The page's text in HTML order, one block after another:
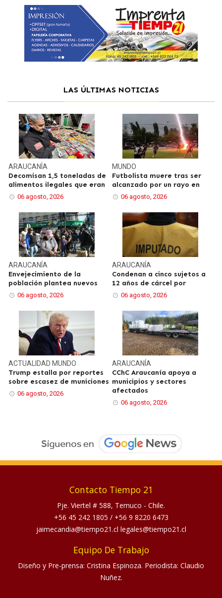
LAS ÚLTIMAS NOTICIAS
ARAUCANÍA
Decomisan 1,5 toneladas de
alimentos ilegales que eran
06 agosto, 2026
MUNDO
Futbolista muere tras ser
alcanzado por un rayo en
06 agosto, 2026
ARAUCANÍA
Envejecimiento de la
población plantea nuevos
06 agosto, 2026
ARAUCANÍA
Condenan a cinco sujetos a
12 años de cárcel por
06 agosto, 2026
ACTUALIDAD MUNDO
Trump estalla por reportes
sobre escasez de municiones
06 agosto, 2026
ARAUCANÍA
CChC Araucanía apoya a
municipios y sectores
afectados
06 agosto, 2026
Contacto Tiempo 21
Pje. Viertel # 588, Temuco - Chile.
+56 45 242 1805 / +56 9 8220 6473
jaimecandia@tiempo21.cl legales@tiempo21.cl
Equipo De Trabajo
Diseño y Pre-prensa: Cristina Espinoza. Periodista: Claudio
Nuñez.